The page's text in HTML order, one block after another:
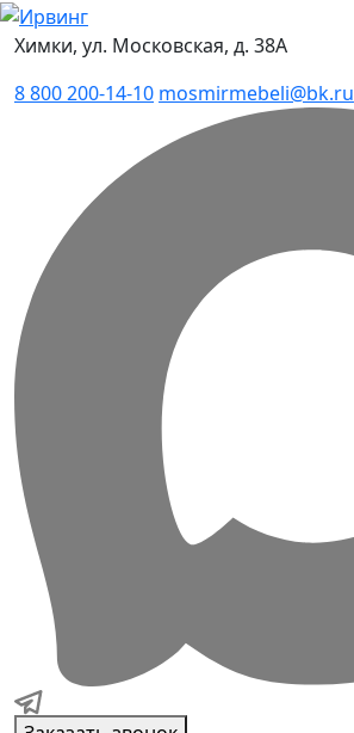
Химки, ул. Московская, д. 38А
8 800 200-14-10 mosmirmebeli@bk.ru